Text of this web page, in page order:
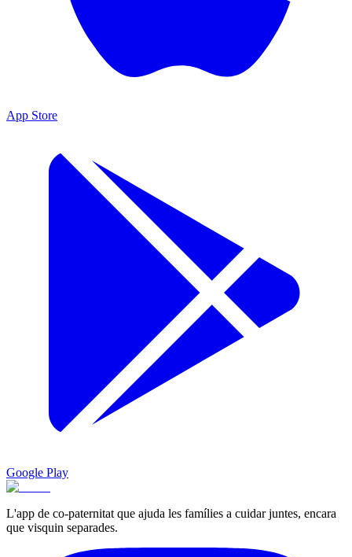
App Store
Google Play
L'app de co-paternitat que ajuda les famílies a cuidar juntes, encara
que visquin separades.